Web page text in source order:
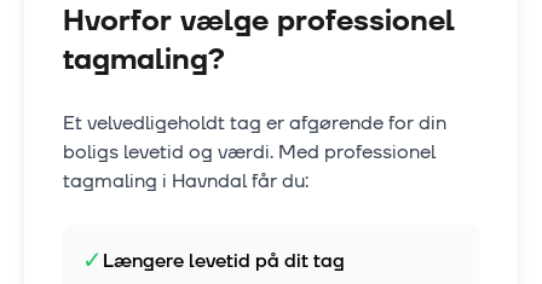
Hvorfor vælge professionel
tagmaling?
Et velvedligeholdt tag er afgørende for din
boligs levetid og værdi. Med professionel
tagmaling i Havndalfår du:
✓Længere levetid på dit tag